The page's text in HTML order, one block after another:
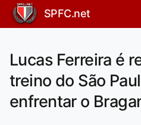
SPFC.net
Lucas Ferreira é
treino do São
enfrentar o